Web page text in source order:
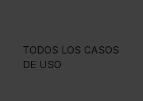
TODOS LOS CASOS
DE USO